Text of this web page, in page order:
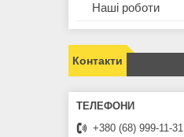
Наші роботи
Контакти
+380 (68) 999-11-31